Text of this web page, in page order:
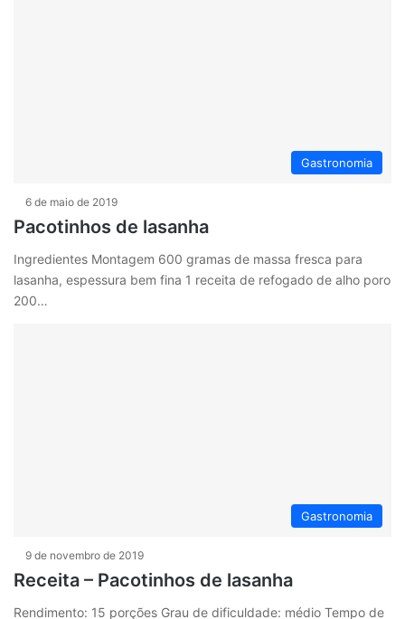
Gastronomia
6 de maio de 2019
Pacotinhos de lasanha
Ingredientes Montagem 600 gramas de massa fresca para
lasanha, espessura bem fina 1 receita de refogado de alho poro
200…
Gastronomia
9 de novembro de 2019
Receita – Pacotinhos de lasanha
Rendimento: 15 porções Grau de dificuldade: médio Tempo de